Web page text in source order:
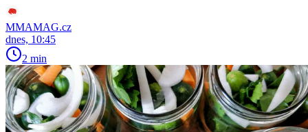
MMAMAG.cz
dnes, 10:45
2 min